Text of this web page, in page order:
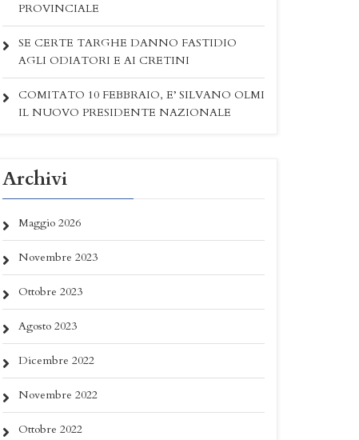
PROVINCIALE
SE CERTE TARGHE DANNO FASTIDIO
AGLI ODIATORI E AI CRETINI
COMITATO 10 FEBBRAIO, E’ SILVANO OLMI
IL NUOVO PRESIDENTE NAZIONALE
Archivi
Maggio 2026
Novembre 2023
Ottobre 2023
Agosto 2023
Dicembre 2022
Novembre 2022
Ottobre 2022